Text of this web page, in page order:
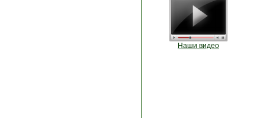
Наши видео